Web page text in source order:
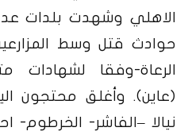
الاهلي وشهدت بلدات
حوادث قتل وسط
الرعاة-وفقا لشهادات
(عاين). وأغلق محتجون
نيالا –الفاشر- الخرطوم-